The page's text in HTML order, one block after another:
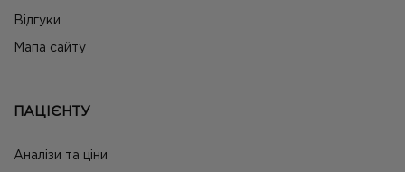
Відгуки
Мапа сайту
ПАЦІЄНТУ
Аналізи та ціни